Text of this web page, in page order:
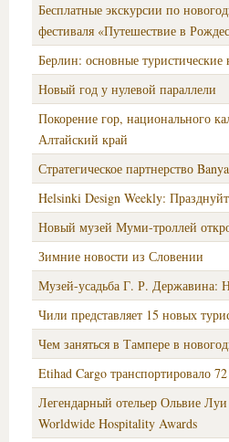
Бесплатные экскурсии по
фестиваля «Путешествие в
Берлин: основные туристические
Новый год у нулевой параллели
Покорение гор, национального
Алтайский край
Стратегическое партнерство
Helsinki Design Weekly:
Новый музей Муми-троллей
Зимние новости из Словении
Музей-усадьба Г. Р. Державина:
Чили представляет 15 новых
Чем заняться в Тампере в
Etihad Cargo транспортировало
Легендарный отельер Ольвие
Worldwide Hospitality Awards